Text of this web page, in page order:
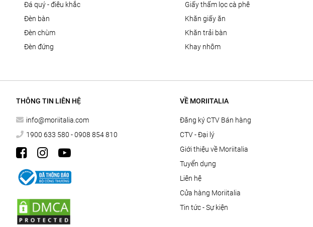
đá quý - điêu khắc
đèn bàn
đèn chùm
đèn đứng
giấy thấm lọc cà phê
khăn giấy ăn
khăn trải bàn
khay nhôm
THÔNG TIN LIÊN HỆ
info@moriitalia.com
1900 633 580 - 0908 854 810
VỀ MORIITALIA
Đăng ký CTV Bán hàng
CTV - Đại lý
Giới thiệu về Moriitalia
Tuyển dụng
Liên hệ
Cửa hàng Moriitalia
Tin tức - Sự kiện